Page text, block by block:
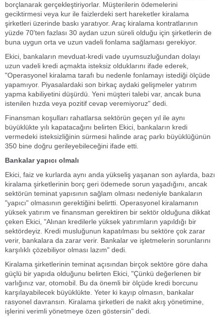
borçlanarak gerçekleştiriyorlar. Müşterilerin ödemelerini
geciktirmesi veya kur ile faizlerdeki sert hareketler kiralama
şirketleri üzerinde baskı yaratıyor. Araç kiralama kontratlarının
yüzde 70'ten fazlası 30 aydan uzun süreli olduğu için şirketlerin de
buna uygun orta ve uzun vadeli fonlama sağlaması gerekiyor.
Ekici, bankaların mevduat-kredi vade uyumsuzluğundan dolayı
uzun vadeli kredi açmakta isteksiz olduklarını ifade ederek,
"Operasyonel kiralama tarafı bu nedenle fonlamayı istediği ölçüde
yapamıyor. Piyasalardaki son birkaç aydaki gelişmeler yatırım
yapma kabiliyetini düşürdü. Yeni müşteri talebi var, ancak buna
istenilen hızda veya pozitif cevap veremiyoruz" dedi.
Finansman koşulları rahatlarsa sektörün geçen yıl ile aynı
büyüklükte yılı kapatacağını belirten Ekici, bankaların kredi
vermedeki isteksizliğinin sürmesi halinde araç parkı büyüklüğünün
350 bine doğru gerileyebileceğini ifade etti.
Bankalar yapıcı olmalı
Ekici, faiz ve kurlarda aynı anda yükseliş yaşanan son aylarda, bazı
kiralama şirketlerinin borç geri ödemede sorun yaşadığını, ancak
sektörün teminat yapısının sağlam olması nedeniyle bankaların
"yapıcı" olmasının gerektiğini belirtti. Operasyonel kiralamanın
yüksek yatırım ve finansman gerektiren bir sektör olduğuna dikkat
çeken Ekici, "Alınan kredilerle yüksek yatırımların yapıldığı bir
sektördeyiz. Kredi musluğunun kapatılması bu sektöre çok zarar
verir, bankalara da zarar verir. Bankalar ve işletmelerin sorunlarını
karşılıklı çözebiliyor olması lazım" dedi.
Kiralama şirketlerinin teminat açısından birçok sektöre göre daha
güçlü bir yapıda olduğunu belirten Ekici, "Çünkü değerlenen bir
varlığınız var, otomobil. Bu da önemli bir ölçüde kredi borcunu
karşılayabilecek büyüklükte. Yeter ki kayıp olmasın, bankalar
rasyonel davransın. Kiralama şirketleri de nakit akış yönetimine,
işlerini verimli yönetmeye özen göstersin" dedi.